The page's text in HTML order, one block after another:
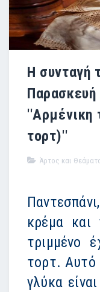
Η συνταγή
''Αρμένικη
τορτ)''
Άρτος και
κρέμα και
τριμμένο
τορτ. Αυτό
γλύκα